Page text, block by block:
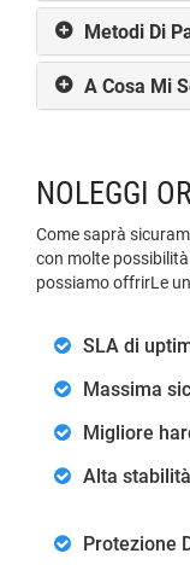
Metodi Di
A Cosa Mi
NOLEGGI
Come saprà
con molte
possiamo offrirLe
SLA di
Massima
Migliore
Alta stabilità
Protezione